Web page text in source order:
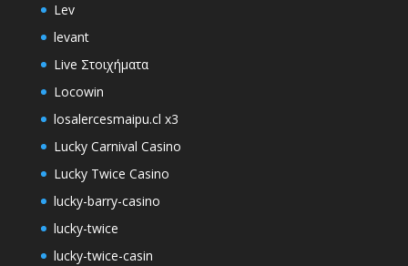
Lev
levant
Live Στοιχήματα
Locowin
losalercesmaipu.cl x3
Lucky Carnival Casino
Lucky Twice Casino
lucky-barry-casino
lucky-twice
lucky-twice-casin